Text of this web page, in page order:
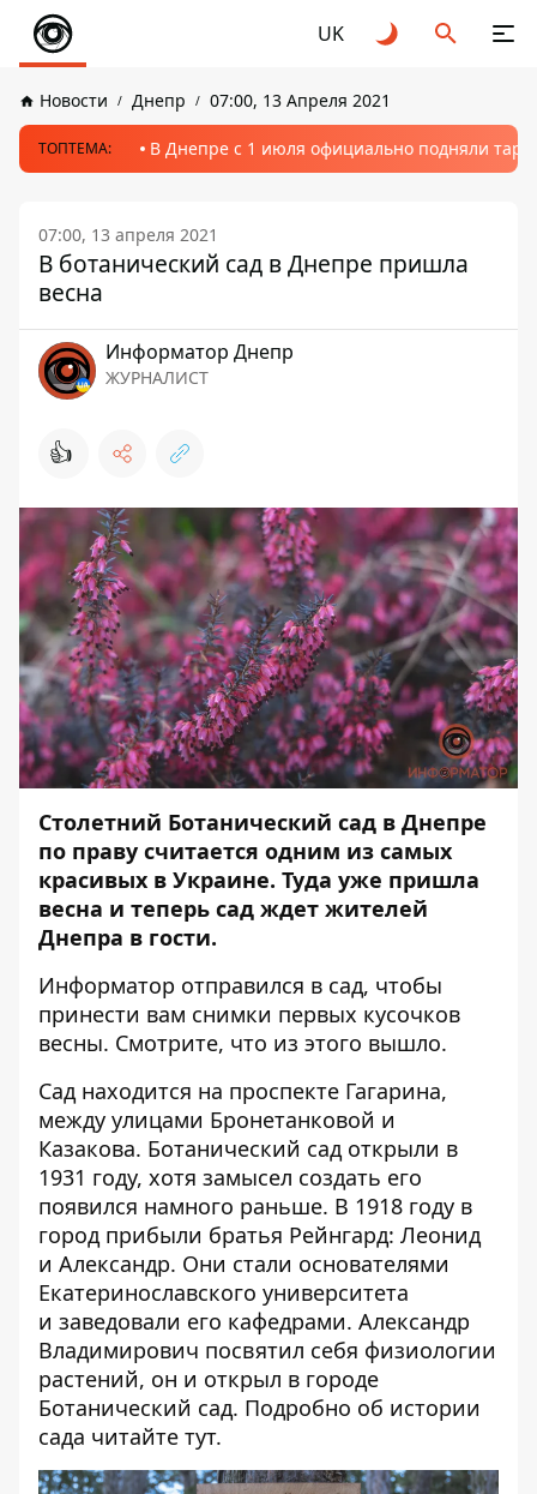
UK
Новости Днепр 07:00, 13 Апреля 2021
ТОПТЕМА: В Днепре с 1 июля официально подняли
07:00, 13 апреля 2021
В ботанический сад в Днепре пришла
весна
Информатор Днепр
ЖУРНАЛИСТ
👍
Столетний Ботанический сад в Днепре
по праву считается одним из самых
красивых в Украине. Туда уже пришла
весна и теперь сад ждет жителей
Днепра в гости.
Информатор отправился в сад, чтобы
принести вам снимки первых кусочков
весны. Смотрите, что из этого вышло.
Сад находится на проспекте Гагарина,
между улицами Бронетанковой и
Казакова. Ботанический сад открыли в
1931 году, хотя замысел создать его
появился намного раньше. В 1918 году в
город прибыли братья Рейнгард: Леонид
и Александр. Они стали основателями
Екатеринославского университета
и заведовали его кафедрами. Александр
Владимирович посвятил себя физиологии
растений, он и открыл в городе
Ботанический сад. Подробно об истории
сада читайте тут.